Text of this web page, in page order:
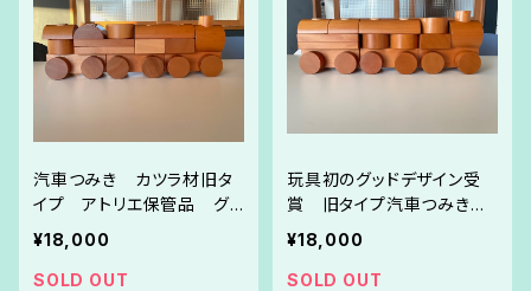
汽車つみき カツラ材旧タ
イプ アトリエ保管品 グッ
ドデザイン受賞作
¥18,000
SOLD OUT
玩具初のグッドデザイン受
賞 旧タイプ汽車つみき
程度の良い中古リペア品
¥18,000
SOLD OUT